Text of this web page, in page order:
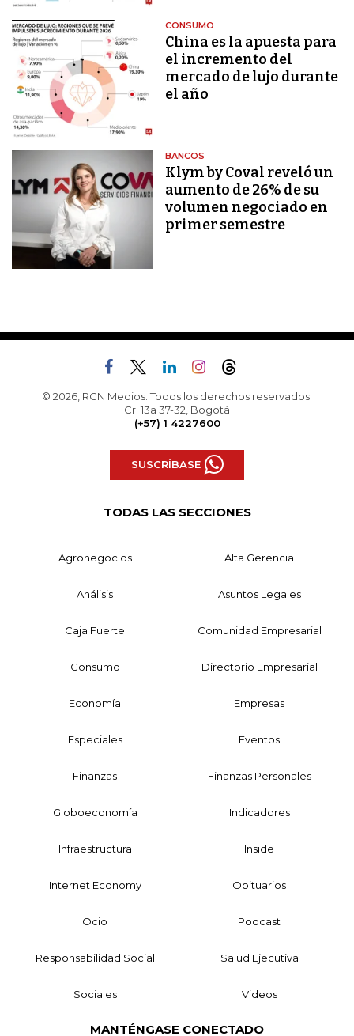
CONSUMO
China es la apuesta para
el incremento del
mercado de lujo durante
el año
BANCOS
Klym by Coval reveló un
aumento de 26% de su
volumen negociado en
primer semestre
© 2026, RCN Medios. Todos los derechos reservados.
Cr. 13a 37-32, Bogotá
(+57) 1 4227600
SUSCRÍBASE
TODAS LAS SECCIONES
Agronegocios Alta Gerencia
Análisis Asuntos Legales
Caja Fuerte Comunidad Empresarial
Consumo Directorio Empresarial
Economía Empresas
Especiales Eventos
Finanzas Finanzas Personales
Globoeconomía Indicadores
Infraestructura Inside
Internet Economy Obituarios
Ocio Podcast
Responsabilidad Social Salud Ejecutiva
Sociales Videos
MANTÉNGASE CONECTADO